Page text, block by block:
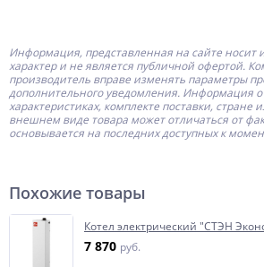
Информация, представленная на сайте
характер и не является публичной офертой.
производитель вправе изменять параметры
дополнительного уведомления. Информация о
характеристиках, комплекте поставки, стране
внешнем виде товара может отличаться от
основывается на последних доступных к
Похожие товары
Котел электрический "СТЭН
7 870 руб.